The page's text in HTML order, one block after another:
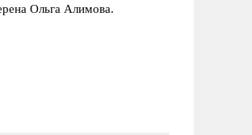
Ольга Алимова.